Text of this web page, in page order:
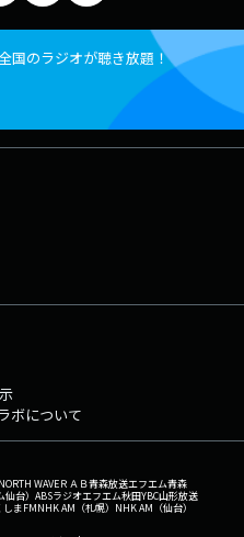
国のラジオが聴き放題！
ボについて
WAVEＲＡＢ青森放送エフエム青森
台） ABSラジオエフエム秋田YBC山形放送
しまFMNHK AM（札幌） NHK AM（仙台）